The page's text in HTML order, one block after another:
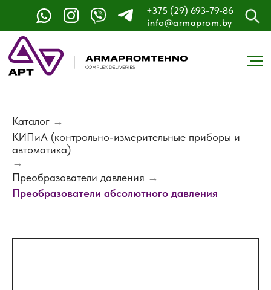
+375 (29) 693-79-86
info@armaprom.by
Каталог →
КИПиА (контрольно-измерительные приборы и
автоматика)
→
Преобразователи давления →
Преобразователи абсолютного давления